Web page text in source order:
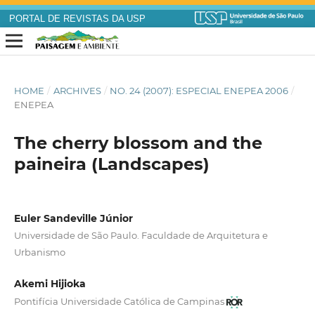
PORTAL DE REVISTAS DA USP
HOME / ARCHIVES / NO. 24 (2007): ESPECIAL ENEPEA 2006 /
ENEPEA
The cherry blossom and the
paineira (Landscapes)
Euler Sandeville Júnior
Universidade de São Paulo. Faculdade de Arquitetura e
Urbanismo
Akemi Hijioka
Pontifícia Universidade Católica de Campinas